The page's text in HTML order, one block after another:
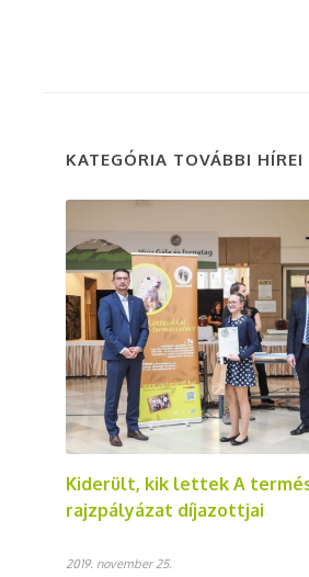
KATEGÓRIA TOVÁBBI HÍREI
Kiderült, kik lettek A
rajzpályázat díjazottjai
2019. november 25.